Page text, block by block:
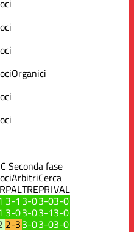
Organici
Seconda fase
ArbitriCerca
PALTREPRIVAL
3-1 3-03-03-0
3-03-03-13-0
2-33-03-03-0